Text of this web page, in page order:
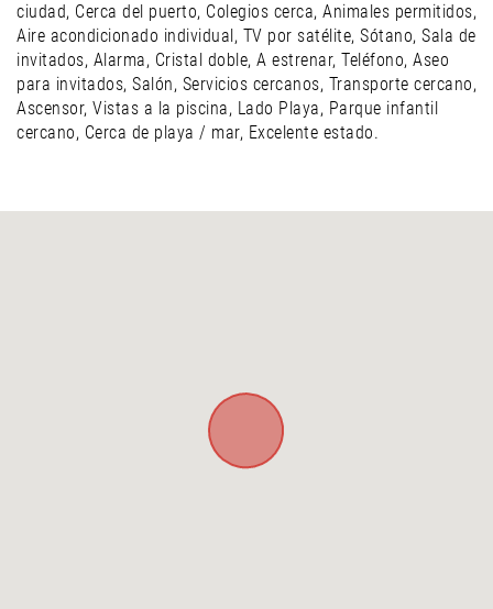
ciudad, Cerca del puerto, Colegios cerca, Animales permitidos,
Aire acondicionado individual, TV por satélite, Sótano, Sala de
invitados, Alarma, Cristal doble, A estrenar, Teléfono, Aseo
para invitados, Salón, Servicios cercanos, Transporte cercano,
Ascensor, Vistas a la piscina, Lado Playa, Parque infantil
cercano, Cerca de playa / mar, Excelente estado.